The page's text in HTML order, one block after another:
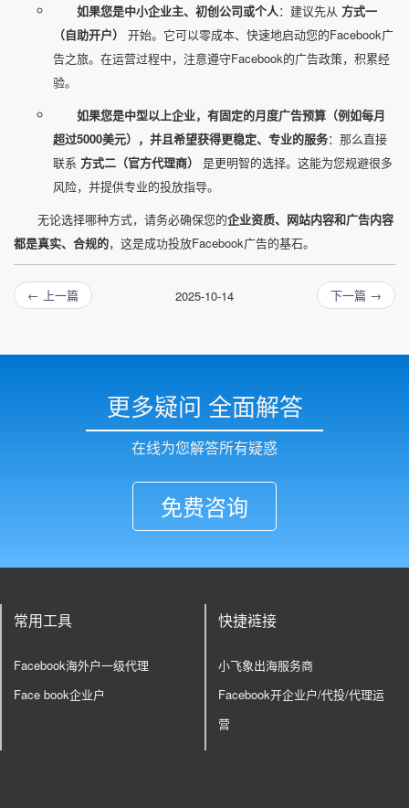
如果您是中小企业主、初创公司或个人：建议先从 方式一
（自助开户）
开始。它可以零成本、快速地启动您的Facebook广
告之旅。在运营过程中，注意遵守Facebook的广告政策，积累经
验。
如果您是中型以上企业，有固定的月度广告预算（例如每月
超过5000美元），并且希望获得更稳定、专业的服务：那么直接
联系 方式二（官方代理商）
是更明智的选择。这能为您规避很多
风险，并提供专业的投放指导。
无论选择哪种方式，请务必确保您的企业资质、网站内容和广告内容
都是真实、合规的，这是成功投放Facebook广告的基石。
← 上一篇 2025-10-14 下一篇 →
更多疑问 全面解答
在线为您解答所有疑惑
免费咨询
常用工具
Facebook海外户一级代理
Face book企业户
快捷裢接
小飞象出海服务商
Facebook开企业户/代投/代理运
营